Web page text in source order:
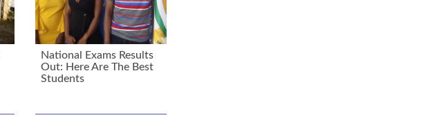
National Exams Results
Out: Here Are The Best
Students